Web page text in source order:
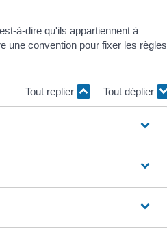
à-dire qu'ils appartiennent à
une convention pour fixer les règles
Tout replier Tout déplier